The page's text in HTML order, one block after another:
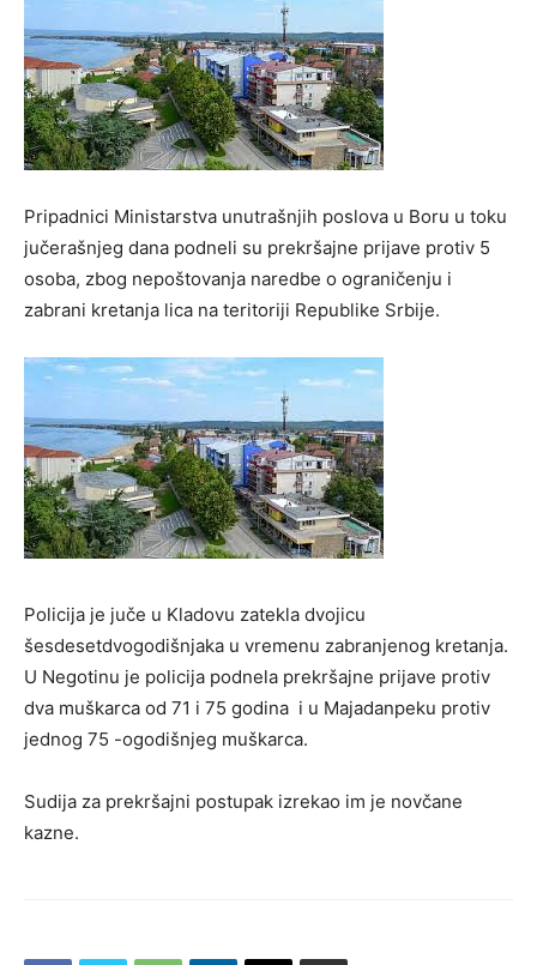
Pripadnici Ministarstva unutrašnjih poslova u Boru u toku
jučerašnjeg dana podneli su prekršajne prijave protiv 5
osoba, zbog nepoštovanja naredbe o ograničenju i
zabrani kretanja lica na teritoriji Republike Srbije.
Policija je juče u Kladovu zatekla dvojicu
šesdesetdvogodišnjaka u vremenu zabranjenog kretanja.
U Negotinu je policija podnela prekršajne prijave protiv
dva muškarca od 71 i 75 godina i u Majadanpeku protiv
jednog 75 -ogodišnjeg muškarca.
Sudija za prekršajni postupak izrekao im je novčane
kazne.